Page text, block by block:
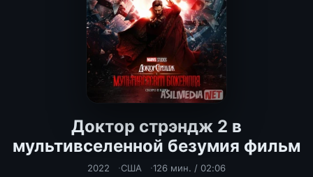
Доктор стрэндж 2 в
мультивселенной безумия фильм
Доктор стрэндж 2 в
2022 США 126 мин. / 02:06